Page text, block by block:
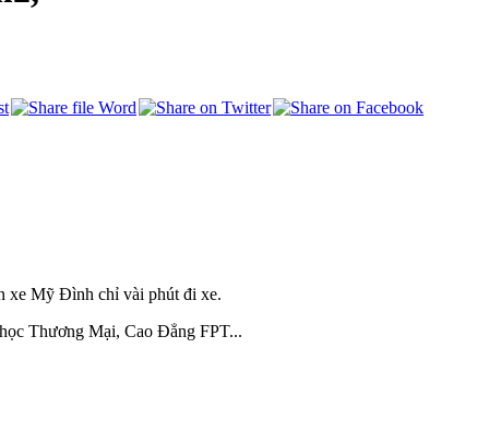
xe Mỹ Đình chỉ vài phút đi xe.
Thương Mại, Cao Đẳng FPT...